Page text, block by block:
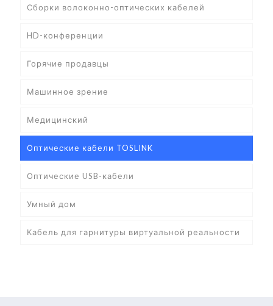
Сборки волоконно-оптических кабелей
HD-конференции
Горячие продавцы
Машинное зрение
Медицинский
Оптические кабели TOSLINK
Оптические USB-кабели
Умный дом
Кабель для гарнитуры виртуальной реальности